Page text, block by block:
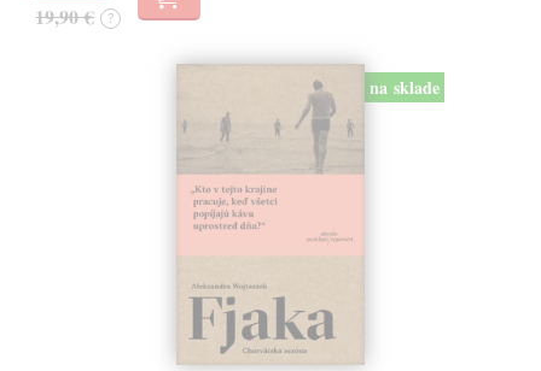
19,90 € ?
na sklade